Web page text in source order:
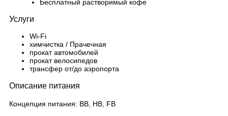
Бесплатный растворимый кофе
Услуги
Wi-Fi
химчистка / Прачечная
прокат автомобилей
прокат велосипедов
трансфер от/до аэропорта
Описание питания
Концепция питания: BB, HB, FB